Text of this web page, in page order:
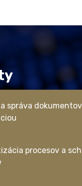
správa
procesov a